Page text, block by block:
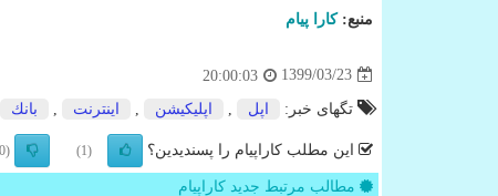
منبع:كارا پیام
1399/03/23
20:00:03
تگهای خبر: اپل اپلیكیشن اینترنت بانك
این مطلب کاراپیام را پسندیدین؟ (1)
(0)
مطالب مرتبط جدید کاراپیام